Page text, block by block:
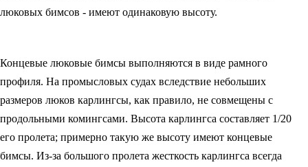
люковых бимсов - имеют одинаковую высоту.
Концевые люковые бимсы выполняются в виде рамного
профиля. На промысловых судах вследствие небольших
размеров люков карлингсы, как правило, не совмещены с
продольными комингсами. Высота карлингса составляет 1/20
его пролета; примерно такую же высоту имеют концевые
бимсы. Из-за большого пролета жесткость карлингса всегда